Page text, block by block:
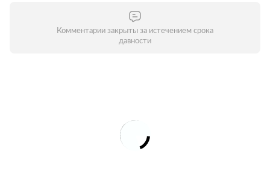
Комментарии закрыты за истечением срока
давности